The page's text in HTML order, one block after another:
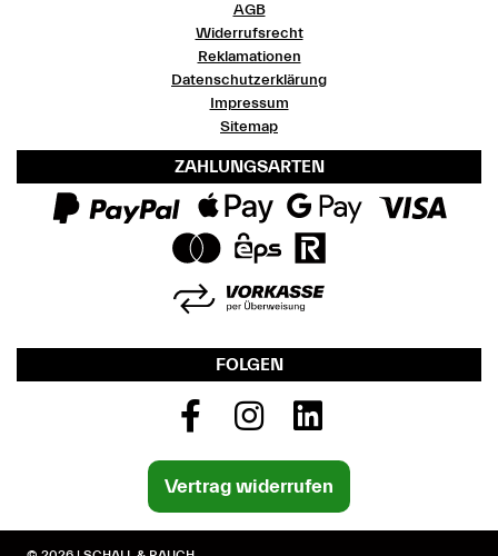
AGB
Widerrufsrecht
Reklamationen
Datenschutzerklärung
Impressum
Sitemap
ZAHLUNGSARTEN
FOLGEN
Vertrag widerrufen